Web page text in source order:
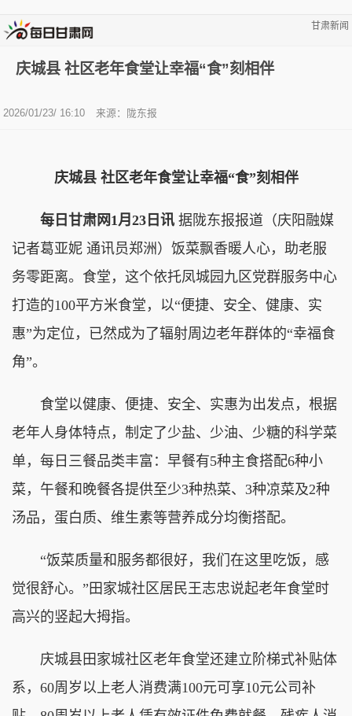
甘肃新闻
庆城县 社区老年食堂让幸福“食”刻相伴
2026/01/23/ 16:10 来源：陇东报
庆城县 社区老年食堂让幸福“食”刻相伴
每日甘肃网1月23日讯 据陇东报报道（庆阳融媒
记者葛亚妮 通讯员郑洲）饭菜飘香暖人心，助老服
务零距离。食堂，这个依托凤城园九区党群服务中心
打造的100平方米食堂，以“便捷、安全、健康、实
惠”为定位，已然成为了辐射周边老年群体的“幸福食
角”。
食堂以健康、便捷、安全、实惠为出发点，根据
老年人身体特点，制定了少盐、少油、少糖的科学菜
单，每日三餐品类丰富：早餐有5种主食搭配6种小
菜，午餐和晚餐各提供至少3种热菜、3种凉菜及2种
汤品，蛋白质、维生素等营养成分均衡搭配。
“饭菜质量和服务都很好，我们在这里吃饭，感
觉很舒心。”田家城社区居民王志忠说起老年食堂时
高兴的竖起大拇指。
庆城县田家城社区老年食堂还建立阶梯式补贴体
系，60周岁以上老人消费满100元可享10元公司补